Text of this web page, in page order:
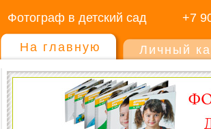
Фотограф в детский сад +7
На главную Личный